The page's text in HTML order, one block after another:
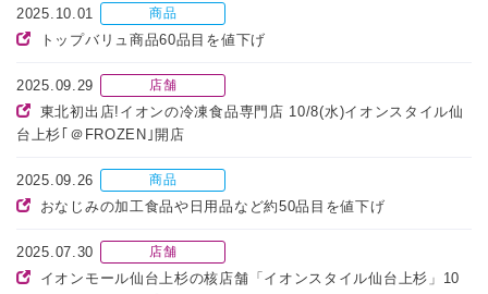
2025.10.01 商品
トップバリュ商品60品目を値下げ
2025.09.29 店舗
東北初出店!イオンの冷凍食品専門店 10/8(水)イオンスタイル仙
台上杉｢＠FROZEN｣開店
2025.09.26 商品
おなじみの加工食品や日用品など約50品目を値下げ
2025.07.30 店舗
イオンモール仙台上杉の核店舗「イオンスタイル仙台上杉」10